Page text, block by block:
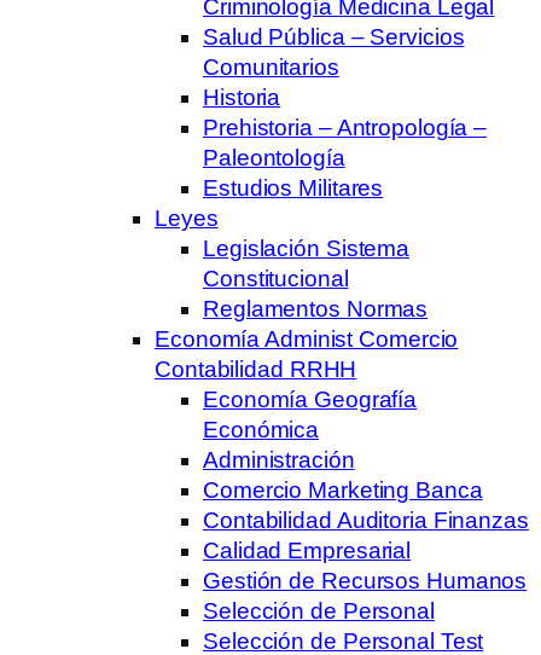
Criminología Medicina Legal
Salud Pública – Servicios
Comunitarios
Historia
Prehistoria – Antropología –
Paleontología
Estudios Militares
Leyes
Legislación Sistema
Constitucional
Reglamentos Normas
Economía Administ Comercio
Contabilidad RRHH
Economía Geografía
Económica
Administración
Comercio Marketing Banca
Contabilidad Auditoria Finanzas
Calidad Empresarial
Gestión de Recursos Humanos
Selección de Personal
Selección de Personal Test